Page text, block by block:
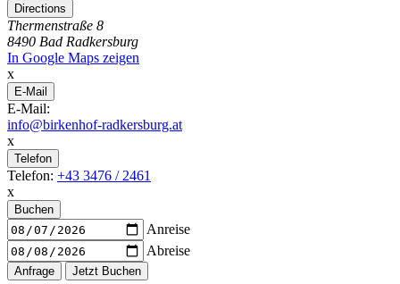
Directions
Thermenstraße 8
8490 Bad Radkersburg
In Google Maps zeigen
x
E-Mail
E-Mail:
info@birkenhof-radkersburg.at
x
Telefon
Telefon: +43 3476 / 2461
x
Buchen
Anreise
Abreise